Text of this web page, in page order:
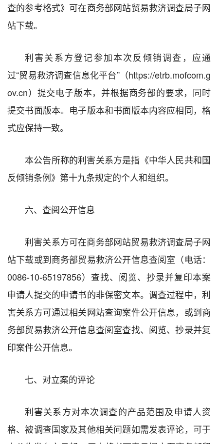
查的参考格式》可在商务部网站贸易救济调查局子网
站下载。
利害关系方登记参加本次反倾销调查，应通
过“贸易救济调查信息化平台”（https://etrb.mofcom.g
ov.cn）提交电子版本，并根据商务部的要求，同时
提交书面版本。电子版本和书面版本内容应相同，格
式应保持一致。
本公告所称的利害关系方是指《中华人民共和国
反倾销条例》第十九条规定的个人和组织。
六、查阅公开信息
利害关系方可在商务部网站贸易救济调查局子网
站下载或到商务部贸易救济公开信息查阅室（电话：
0086-10-65197856）查找、阅览、抄录并复印本案
申请人提交的申请书的非保密文本。调查过程中，利
害关系方可通过相关网站查询案件公开信息，或到商
务部贸易救济公开信息查阅室查找、阅览、抄录并复
印案件公开信息。
七、对立案的评论
利害关系方对本次调查的产品范围及申请人资
格、被调查国家及其他相关问题如需发表评论，可于